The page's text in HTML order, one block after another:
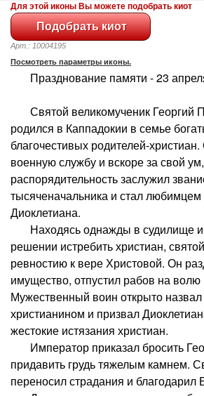
Для этой иконы Вы можете подобрать киот
Арт.: 10004195
Посмотреть параметры иконы.
Празднование памяти - 23
Святой великомученик Георгий
родился в Каппадокии в семье
благочестивых родителей-
военную службу и вскоре за свой
распорядительность заслужил
тысяченачальника и стал
Диоклетиана.
Находясь однажды в судилище
решении истребить христиан,
ревностию к вере Христовой. Он
имущество, отпустил рабов на
Мужественный воин открыто назвал
христианином и призвал
жестокие истязания христиан.
Император приказал бросить
придавить грудь тяжелым камнем.
переносил страдания и благодарил